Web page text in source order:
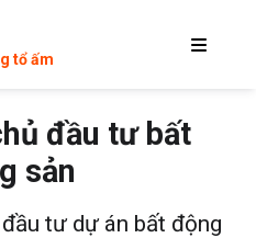
tổ ấm
đầu tư bất
sản
tư dự án bất động